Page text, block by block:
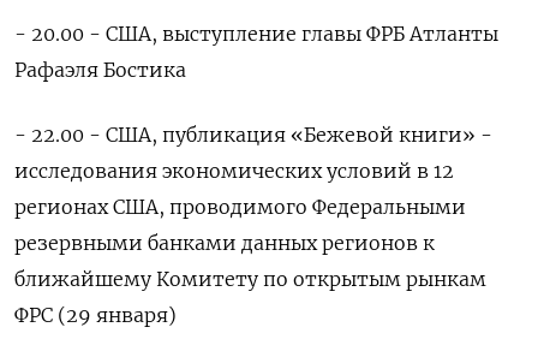
- 20.00 - ‍США, выступление главы ФРБ Атланты
Рафаэля Бостика
- 22.00 - США, публикация «Бежевой ‍книги» -
исследования экономических условий в 12
регионах США, проводимого Федеральными
резервными банками данных регионов к
ближайшему Комитету по открытым рынкам
ФРС (⁠29 января)